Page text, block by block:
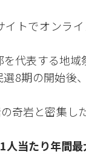
トでオンラ
代表する地
8期の開始後
奇岩と密集し
人当たり年間